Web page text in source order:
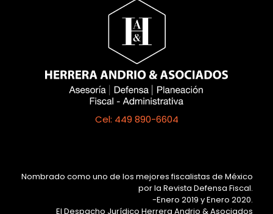
Cel: 449 890-6604
Nombrado como uno de los mejores fiscalistas de México
por la Revista Defensa Fiscal.
-Enero 2019 y Enero 2020.
El Despacho Jurídico Herrera Andrio & Asociados